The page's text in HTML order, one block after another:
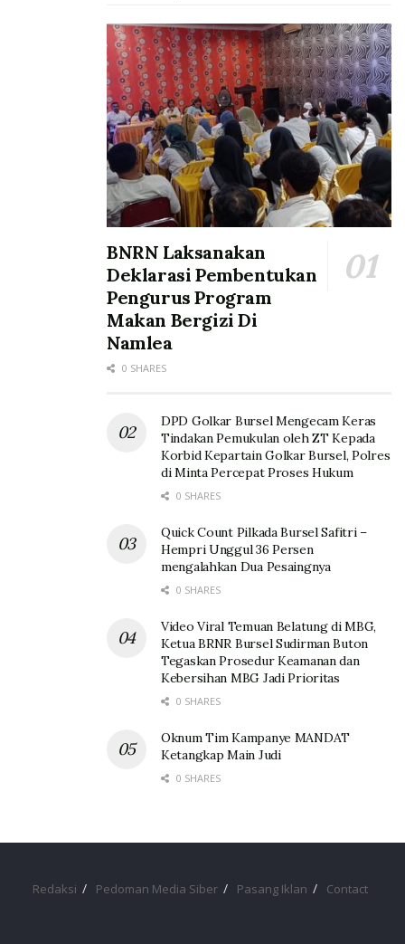
BNRN Laksanakan
Deklarasi Pembentukan
Pengurus Program
Makan Bergizi Di
Namlea
0 SHARES
DPD Golkar Bursel Mengecam Keras
Tindakan Pemukulan oleh ZT Kepada
Korbid Kepartain Golkar Bursel, Polres
di Minta Percepat Proses Hukum
0 SHARES
Quick Count Pilkada Bursel Safitri –
Hempri Unggul 36 Persen
mengalahkan Dua Pesaingnya
0 SHARES
Video Viral Temuan Belatung di MBG,
Ketua BRNR Bursel Sudirman Buton
Tegaskan Prosedur Keamanan dan
Kebersihan MBG Jadi Prioritas
0 SHARES
Oknum Tim Kampanye MANDAT
Ketangkap Main Judi
0 SHARES
Redaksi Pedoman Media Siber Pasang Iklan Contact